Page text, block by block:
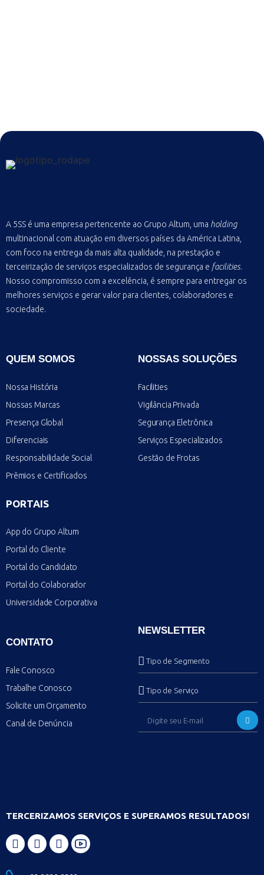
A 5SS é uma empresa pertencente ao Grupo Altum, uma holding
multinacional com atuação em diversos países da América Latina,
com foco na entrega da mais alta qualidade, na prestação e
terceirização de serviços especializados de segurança e facilities.
Nosso compromisso com a excelência, é sempre para entregar os
melhores serviços e gerar valor para clientes, colaboradores e
sociedade.
QUEM SOMOS
Nossa História
Nossas Marcas
Presença Global
Diferenciais
Responsabilidade Social
Prêmios e Certificados
PORTAIS
App do Grupo Altum
Portal do Cliente
Portal do Candidato
Portal do Colaborador
Universidade Corporativa
NOSSAS SOLUÇÕES
Facilities
Vigilância Privada
Segurança Eletrônica
Serviços Especializados
Gestão de Frotas
CONTATO
Fale Conosco
Trabalhe Conosco
Solicite um Orçamento
Canal de Denúncia
NEWSLETTER
TERCERIZAMOS SERVIÇOS E SUPERAMOS RESULTADOS!